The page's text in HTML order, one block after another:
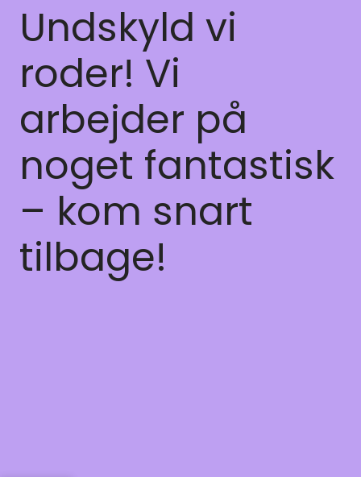
Undskyld vi
roder! Vi
arbejder på
noget fantastisk
– kom snart
tilbage!